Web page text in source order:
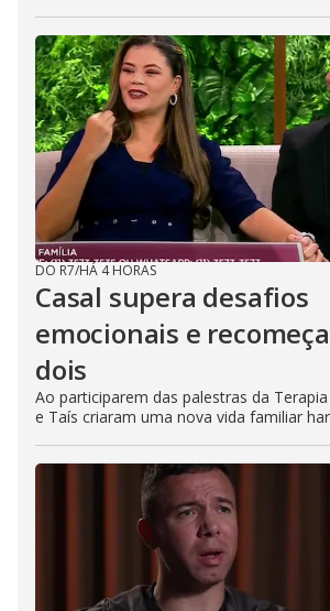
DO R7/HÁ 4 HORAS
Casal supera desafios
emocionais e
dois
Ao participarem das palestras da
e Taís criaram uma nova vida familiar